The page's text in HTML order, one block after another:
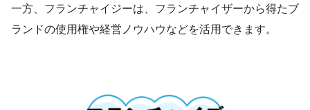
一方、フランチャイジーは、フランチャイザーから得たブ
ランドの使用権や経営ノウハウなどを活用できます。